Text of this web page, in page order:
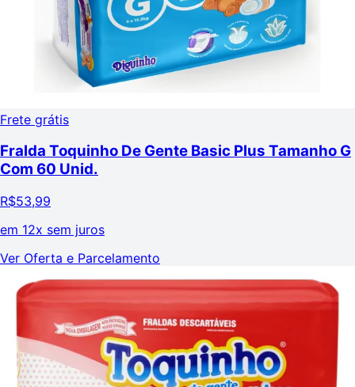
Frete grátis
Fralda Toquinho De Gente Basic Plus Tamanho G
Com 60 Unid.
R$53,99
em 12x sem juros
Ver Oferta e Parcelamento